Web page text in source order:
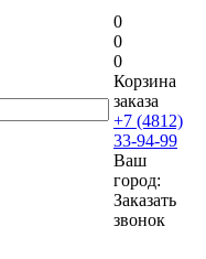
0
0
0
Корзина
заказа
+7 (4812)
33-94-99
Ваш
город:
Заказать
звонок